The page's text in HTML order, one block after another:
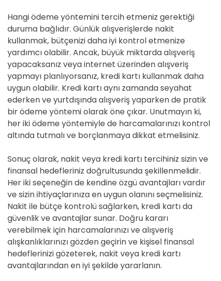
Hangi ödeme yöntemini tercih etmeniz gerektiği
duruma bağlıdır. Günlük alışverişlerde nakit
kullanmak, bütçenizi daha iyi kontrol etmenize
yardımcı olabilir. Ancak, büyük miktarda alışveriş
yapacaksanız veya internet üzerinden alışveriş
yapmayı planlıyorsanız, kredi kartı kullanmak daha
uygun olabilir. Kredi kartı aynı zamanda seyahat
ederken ve yurtdışında alışveriş yaparken de pratik
bir ödeme yöntemi olarak öne çıkar. Unutmayın ki,
her iki ödeme yöntemiyle de harcamalarınızı kontrol
altında tutmalı ve borçlanmaya dikkat etmelisiniz.
Sonuç olarak, nakit veya kredi kartı tercihiniz sizin ve
finansal hedefleriniz doğrultusunda şekillenmelidir.
Her iki seçeneğin de kendine özgü avantajları vardır
ve sizin ihtiyaçlarınıza en uygun olanını seçmelisiniz.
Nakit ile bütçe kontrolü sağlarken, kredi kartı da
güvenlik ve avantajlar sunar. Doğru kararı
verebilmek için harcamalarınızı ve alışveriş
alışkanlıklarınızı gözden geçirin ve kişisel finansal
hedeflerinizi gözeterek, nakit veya kredi kartı
avantajlarından en iyi şekilde yararlanın.